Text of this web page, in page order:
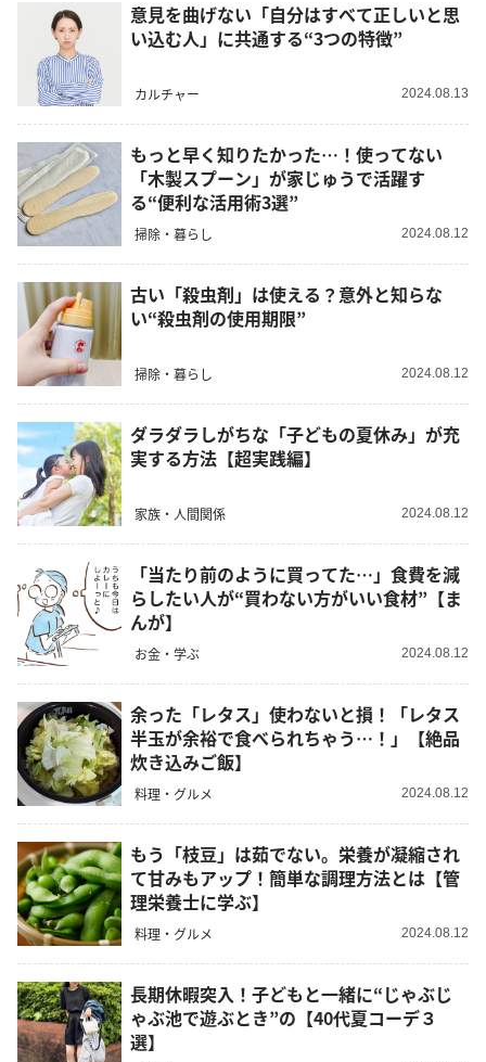
意見を曲げない「自分はすべて正しいと思
い込む人」に共通する“3つの特徴”
カルチャー 2024.08.13
もっと早く知りたかった…！使ってない
「木製スプーン」が家じゅうで活躍す
る“便利な活用術3選”
掃除・暮らし 2024.08.12
古い「殺虫剤」は使える？意外と知らな
い“殺虫剤の使用期限”
掃除・暮らし 2024.08.12
ダラダラしがちな「子どもの夏休み」が充
実する方法【超実践編】
家族・人間関係 2024.08.12
「当たり前のように買ってた…」食費を減
らしたい人が“買わない方がいい食材”【ま
んが】
お金・学ぶ 2024.08.12
余った「レタス」使わないと損！「レタス
半玉が余裕で食べられちゃう…！」【絶品
炊き込みご飯】
料理・グルメ 2024.08.12
もう「枝豆」は茹でない。栄養が凝縮され
て甘みもアップ！簡単な調理方法とは【管
理栄養士に学ぶ】
料理・グルメ 2024.08.12
長期休暇突入！子どもと一緒に“じゃぶじ
ゃぶ池で遊ぶとき”の【40代夏コーデ３
選】